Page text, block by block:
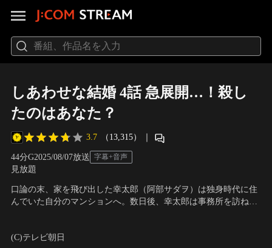
しあわせな結婚 4話 急展開…！殺し
たのはあなた？
3.7 （13,315） ｜
44分G2025/08/07放送 字幕+音声
見放題
口論の末、家を飛び出した幸太郎（阿部サダヲ）は独身時代に住
んでいた自分のマンションへ。数日後、幸太郎は事務所を訪ねて
野遥亮）が幸太郎の家に現れる。
(C)テレビ朝日